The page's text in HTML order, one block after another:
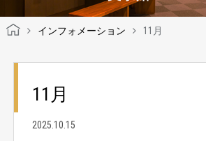
インフォメーション 11月
11月
2025.10.15